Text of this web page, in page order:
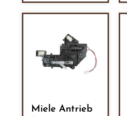
Miele Antrieb